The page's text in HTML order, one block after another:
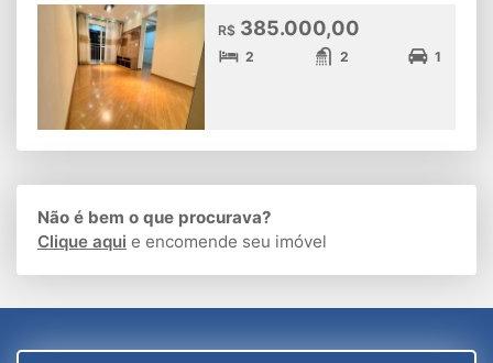
R$ 385.000,00
2 2 1
Não é bem o que procurava?
Clique aqui e encomende seu imóvel